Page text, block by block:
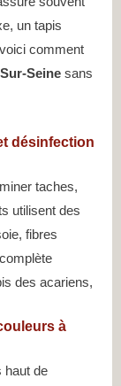
un tapis
comment
Seine sans
désinfection
taches,
utilisent des
fibres
des acariens,
à
haut de